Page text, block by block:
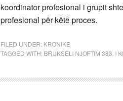
koordinator profesional i grupit
profesional për këtë proces.
FILED UNDER: KRONIKE
TAGGED WITH: BRUKSELI NJOFTIM 383 I